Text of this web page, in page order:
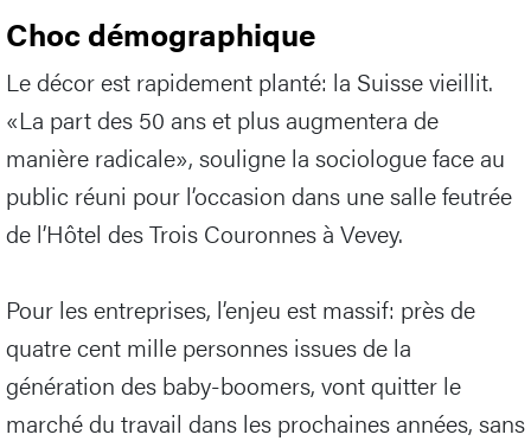
Choc démographique
Le décor est rapidement planté: la Suisse vieillit.
«La part des 50 ans et plus augmentera de
manière radicale», souligne la sociologue face au
public réuni pour l’occasion dans une salle feutrée
de l’Hôtel des Trois Couronnes à Vevey.
Pour les entreprises, l’enjeu est massif: près de
quatre cent mille personnes issues de la
génération des baby-boomers, vont quitter le
marché du travail dans les prochaines années, sans